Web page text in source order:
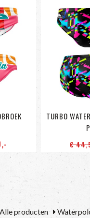
,-
TURBO
€ 44
Alle producten